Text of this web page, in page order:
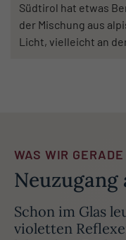
Südtirol hat etwas
der Mischung aus
Licht, vielleicht an
WAS WIR
Schon im Glas
violetten